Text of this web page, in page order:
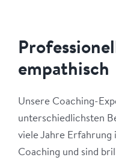
empathisch
Unsere Coaching-
unterschiedlichsten
viele Jahre Erfahrung
Coaching und sind